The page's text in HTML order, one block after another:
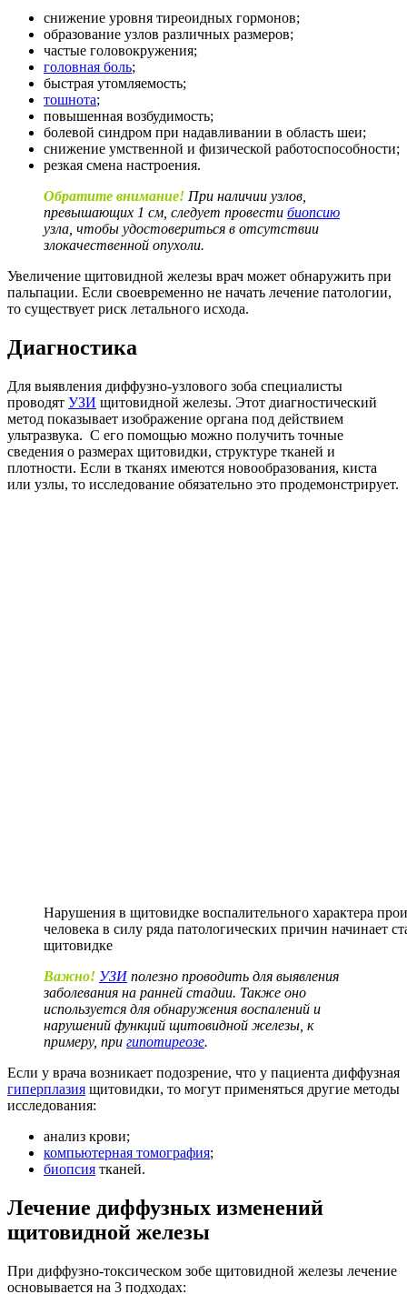
снижение уровня тиреоидных гормонов;
образование узлов различных размеров;
частые головокружения;
головная боль;
быстрая утомляемость;
тошнота;
повышенная возбудимость;
болевой синдром при надавливании в область шеи;
снижение умственной и физической работоспособности;
резкая смена настроения.
Обратите внимание! При наличии узлов,
превышающих 1 см, следует провести биопсию
узла, чтобы удостовериться в отсутствии
злокачественной опухоли.
Увеличение щитовидной железы врач может обнаружить при
пальпации. Если своевременно не начать лечение патологии,
то существует риск летального исхода.
Диагностика
Для выявления диффузно-узлового зоба специалисты
проводят УЗИ щитовидной железы. Этот диагностический
метод показывает изображение органа под действием
ультразвука. С его помощью можно получить точные
сведения о размерах щитовидки, структуре тканей и
плотности. Если в тканях имеются новообразования, киста
или узлы, то исследование обязательно это продемонстрирует.
Нарушения в щитовидке воспалительного характера
человека в силу ряда патологических причин начинает
щитовидке
Важно! УЗИполезно проводить для выявления
заболевания на ранней стадии. Также оно
используется для обнаружения воспалений и
нарушений функций щитовидной железы, к
примеру, при гипотиреозе.
Если у врача возникает подозрение, что у пациента диффузная
гиперплазия щитовидки, то могут применяться другие методы
исследования:
анализ крови;
компьютерная томография;
биопсия тканей.
Лечение диффузных изменений
щитовидной железы
При диффузно-токсическом зобе щитовидной железы лечение
основывается на 3 подходах: